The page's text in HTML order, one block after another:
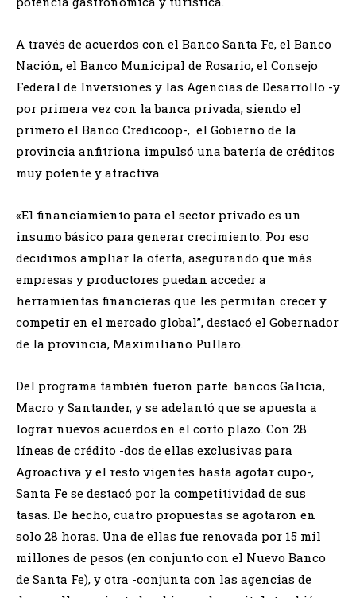
A través de acuerdos con el Banco Santa Fe, el Banco
Nación, el Banco Municipal de Rosario, el Consejo
Federal de Inversiones y las Agencias de Desarrollo -y
por primera vez con la banca privada, siendo el
primero el Banco Credicoop-, el Gobierno de la
provincia anfitriona impulsó una batería de créditos
muy potente y atractiva
«El financiamiento para el sector privado es un
insumo básico para generar crecimiento. Por eso
decidimos ampliar la oferta, asegurando que más
empresas y productores puedan acceder a
herramientas financieras que les permitan crecer y
competir en el mercado global”, destacó el Gobernador
de la provincia, Maximiliano Pullaro.
Del programa también fueron parte bancos Galicia,
Macro y Santander, y se adelantó que se apuesta a
lograr nuevos acuerdos en el corto plazo. Con 28
líneas de crédito -dos de ellas exclusivas para
Agroactiva y el resto vigentes hasta agotar cupo-,
Santa Fe se destacó por la competitividad de sus
tasas. De hecho, cuatro propuestas se agotaron en
solo 28 horas. Una de ellas fue renovada por 15 mil
millones de pesos (en conjunto con el Nuevo Banco
de Santa Fe), y otra -conjunta con las agencias de